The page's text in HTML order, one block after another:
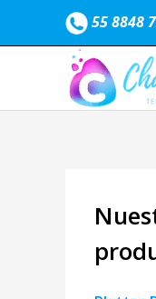
55 8848